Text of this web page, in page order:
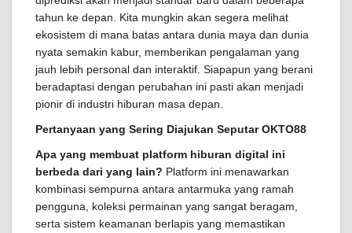
tahun ke depan. Kita mungkin akan segera melihat
ekosistem di mana batas antara dunia maya dan dunia
nyata semakin kabur, memberikan pengalaman yang
jauh lebih personal dan interaktif. Siapapun yang berani
beradaptasi dengan perubahan ini pasti akan menjadi
pionir di industri hiburan masa depan.
Pertanyaan yang Sering Diajukan Seputar OKTO88
Apa yang membuat platform hiburan digital ini
berbeda dari yang lain? Platform ini menawarkan
kombinasi sempurna antara antarmuka yang ramah
pengguna, koleksi permainan yang sangat beragam,
serta sistem keamanan berlapis yang memastikan